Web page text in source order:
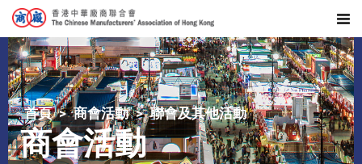
首頁 商會活動 聯會及其他活動
商會活動